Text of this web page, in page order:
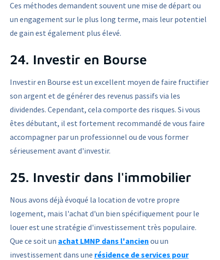
Ces méthodes demandent souvent une mise de départ ou
un engagement sur le plus long terme, mais leur potentiel
de gain est également plus élevé.
24. Investir en Bourse
Investir en Bourse est un excellent moyen de faire fructifier
son argent et de générer des revenus passifs via les
dividendes. Cependant, cela comporte des risques. Si vous
êtes débutant, il est fortement recommandé de vous faire
accompagner par un professionnel ou de vous former
sérieusement avant d'investir.
25. Investir dans l'immobilier
Nous avons déjà évoqué la location de votre propre
logement, mais l'achat d'un bien spécifiquement pour le
louer est une stratégie d'investissement très populaire.
Que ce soit un achat LMNP dans l'ancien ou un
investissement dans une résidence de services pour